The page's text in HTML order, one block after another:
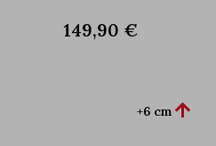
149,90 €
+6 cm